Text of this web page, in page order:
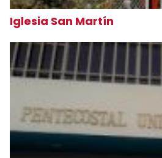
Iglesia San Martín